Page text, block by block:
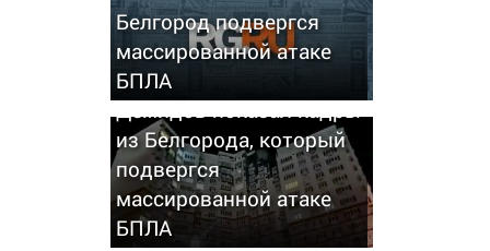
Белгород подвергся
массированной атаке
БПЛА
Демидов показал кадры
из Белгорода, который
подвергся
массированной атаке
БПЛА